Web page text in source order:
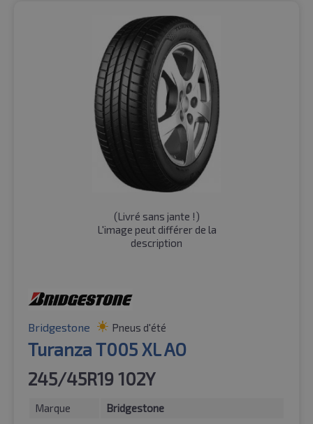
(Livré sans jante !)
L'image peut différer de la
description
Bridgestone Pneus d'été
Turanza T005 XL AO
245/45R19 102Y
Marque
Bridgestone